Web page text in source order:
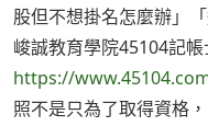
股但不想掛名怎麼辦」
峻誠教育學院45104記
https://
照不是只為了取得資格